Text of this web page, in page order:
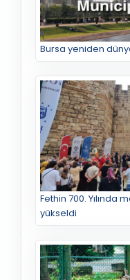
Bursa yeniden
Fethin 700. Yılında
yükseldi